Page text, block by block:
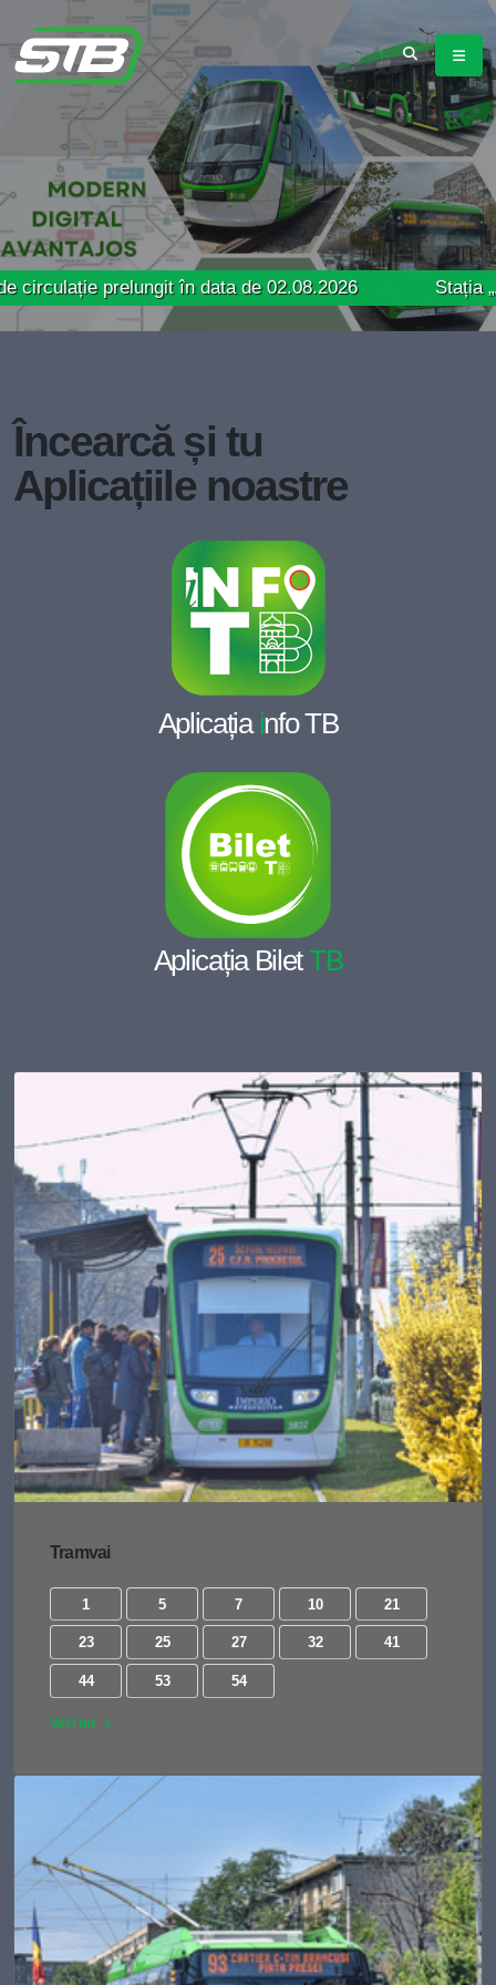
prelungit în data de 02.08.2026 Stația „Aeroport
Încearcă și tu
Aplicațiile noastre
Aplicația info TB
Aplicația BiletTB
Tramvai
1 5 7 10 21
23 25 27 32 41
44 53 54
Vezi tot